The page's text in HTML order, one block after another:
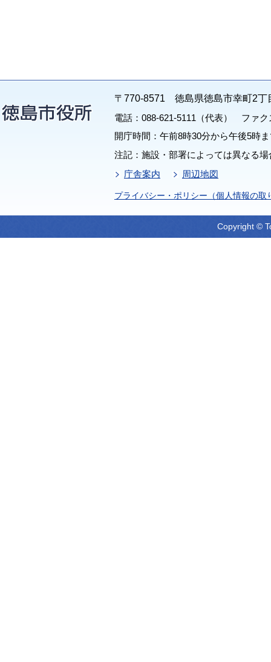
〒770-8571 徳島県徳島市幸町2丁
電話：088-621-5111（代表） ファク
開庁時間：午前8時30分から午後5時
注記：施設・部署によっては異なる
庁舎案内
周辺地図
プライバシー・ポリシー（個人情報の取
Copyright ©